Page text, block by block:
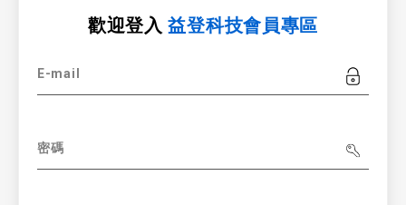
歡迎登入益登科技會員專區
E-mail
密碼